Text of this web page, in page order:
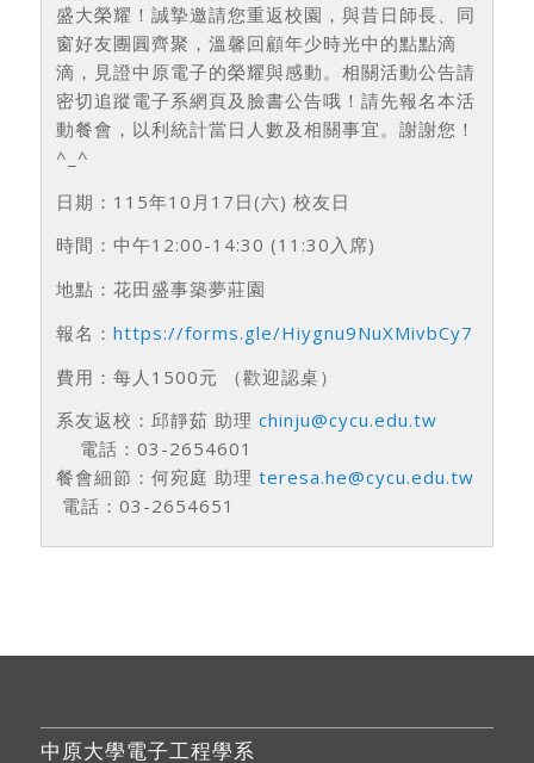
盛大榮耀！誠摯邀請您重返校園，與昔日師長、同
窗好友團圓齊聚，溫馨回顧年少時光中的點點滴
滴，見證中原電子的榮耀與感動。相關活動公告請
密切追蹤電子系網頁及臉書公告哦！請先報名本活
動餐會，以利統計當日人數及相關事宜。謝謝您！
^_^
日期：115年10月17日(六) 校友日
時間：中午12:00-14:30 (11:30入席)
地點：花田盛事築夢莊園
報名： https://forms.gle/Hiygnu9NuXMivbCy7
費用：每人1500元 （歡迎認桌）
系友返校：邱靜茹 助理 chinju@cycu.edu.tw
電話：03-2654601
餐會細節：何宛庭 助理 teresa.he@cycu.edu.tw
電話：03-2654651
中原大學電子工程學系